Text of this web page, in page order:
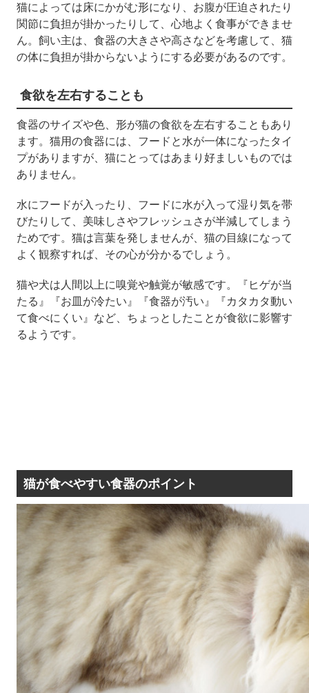
猫によっては床にかがむ形になり、お腹が圧迫されたり
関節に負担が掛かったりして、心地よく食事ができませ
ん。飼い主は、食器の大きさや高さなどを考慮して、猫
の体に負担が掛からないようにする必要があるのです。
食欲を左右することも
食器のサイズや色、形が猫の食欲を左右することもあり
ます。猫用の食器には、フードと水が一体になったタイ
プがありますが、猫にとってはあまり好ましいものでは
ありません。
水にフードが入ったり、フードに水が入って湿り気を帯
びたりして、美味しさやフレッシュさが半減してしまう
ためです。猫は言葉を発しませんが、猫の目線になって
よく観察すれば、その心が分かるでしょう。
猫や犬は人間以上に嗅覚や触覚が敏感です。『ヒゲが当
たる』『お皿が冷たい』『食器が汚い』『カタカタ動い
て食べにくい』など、ちょっとしたことが食欲に影響す
るようです。
猫が食べやすい食器のポイント